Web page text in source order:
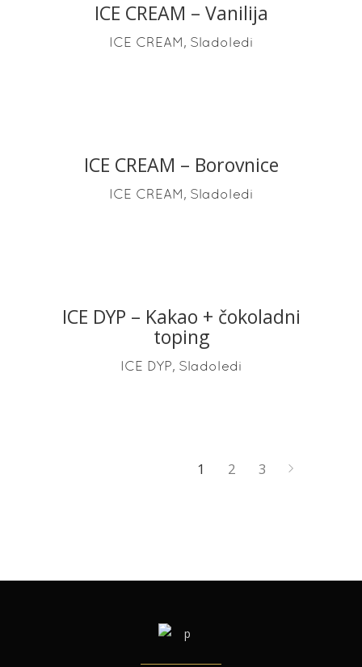
READ MORE
ICE CREAM – Vanilija
ICE CREAM, Sladoledi
READ MORE
ICE CREAM – Borovnice
ICE CREAM, Sladoledi
READ MORE
ICE DYP – Kakao + čokoladni
toping
ICE DYP, Sladoledi
1 2 3